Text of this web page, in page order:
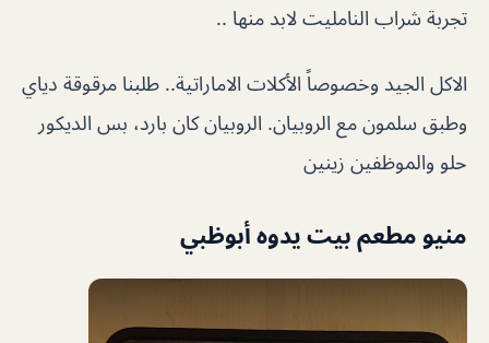
تجربة شراب النامليت لابد منها ..
الاكل الجيد وخصوصاً الأكلات الاماراتية.. طلبنا مرقوقة دياي
وطبق سلمون مع الروبيان. الروبيان كان بارد، بس الديكور
حلو والموظفين زينين
منيو مطعم بيت يدوه أبوظبي